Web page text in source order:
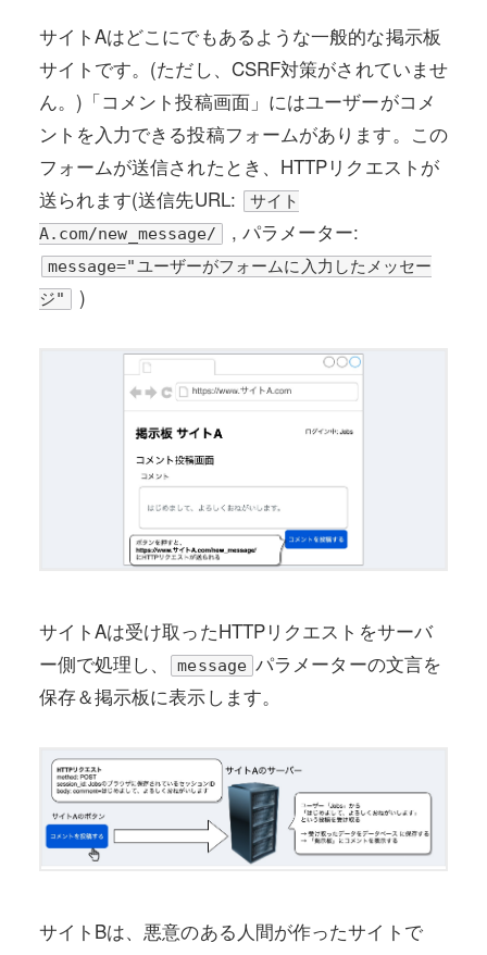
サイトAはどこにでもあるような一般的な掲示板
サイトです。(ただし、CSRF対策がされていませ
ん。)「コメント投稿画面」にはユーザーがコメ
ントを入力できる投稿フォームがあります。この
フォームが送信されたとき、HTTPリクエストが
送られます(送信先URL:
サイト
A.com/new_message/
, パラメーター:
message="ユーザーがフォームに入力したメッセー
ジ"
)
サイトAは受け取ったHTTPリクエストをサーバ
ー側で処理し、
message パラメーターの文言を
保存＆掲示板に表示します。
サイトBは、悪意のある人間が作ったサイトで